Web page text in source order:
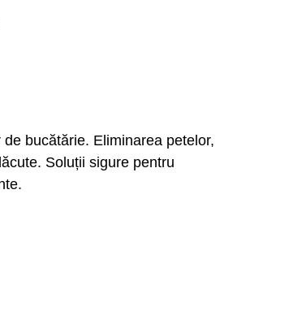
bucătărie. Eliminarea petelor,
Soluții sigure pentru